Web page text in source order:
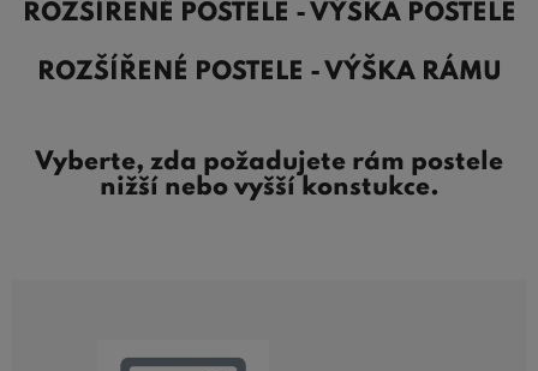
ROZŠÍŘENÉ POSTELE - VÝŠKA POSTELE
ROZŠÍŘENÉ POSTELE - VÝŠKA RÁMU
Vyberte, zda požadujete rám postele
nižší nebo vyšší konstukce.